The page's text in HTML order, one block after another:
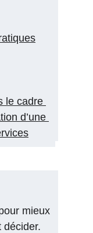
le cadre
d’une
mieux
décider.